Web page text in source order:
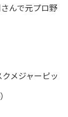
んで元プロ野
メジャーピッ